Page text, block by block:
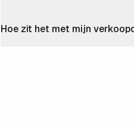
Hoe zit het met mijn